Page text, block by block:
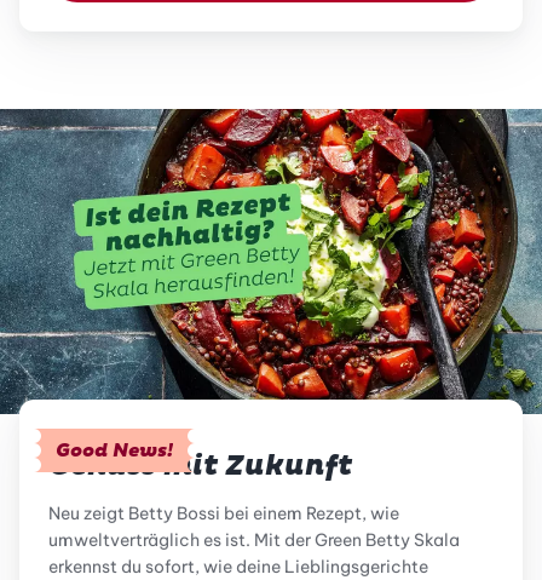
Good News!
Genuss mit Zukunft
Neu zeigt Betty Bossi bei einem Rezept, wie
umweltverträglich es ist. Mit der Green Betty Skala
erkennst du sofort, wie deine Lieblingsgerichte